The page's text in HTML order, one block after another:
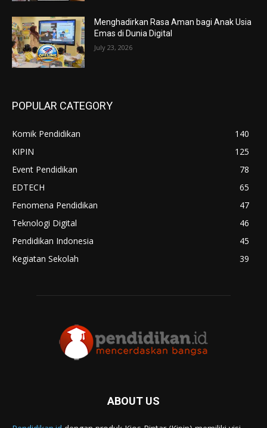
Menghadirkan Rasa Aman bagi Anak Usia
Emas di Dunia Digital
July 23, 2026
POPULAR CATEGORY
Komik Pendidikan
140
KIPIN
125
Event Pendidikan
78
EDTECH
65
Fenomena Pendidikan
47
Teknologi Digital
46
Pendidikan Indonesia
45
Kegiatan Sekolah
39
ABOUT US